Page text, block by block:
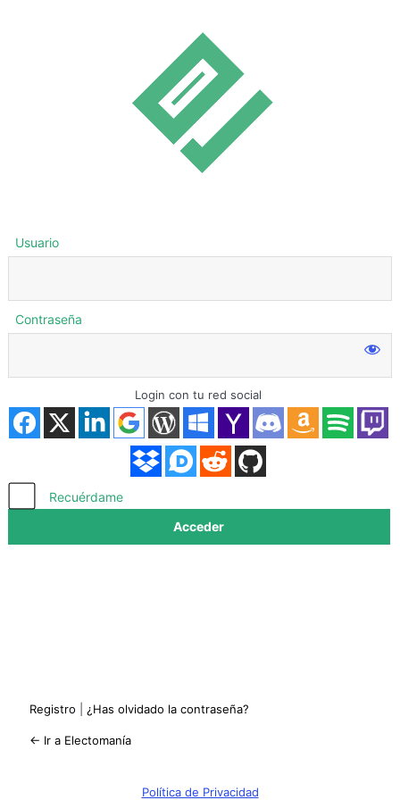
Acceder
Usuario
Contraseña
Login con tu red social
Recuérdame
Registro ¿Has olvidado la contraseña?
← Ir a Electomanía
Política de Privacidad